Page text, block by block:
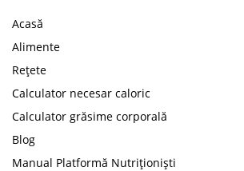
Acasă
Alimente
Rețete
Calculator necesar caloric
Calculator grăsime corporală
Blog
Manual Platformă Nutriționiști